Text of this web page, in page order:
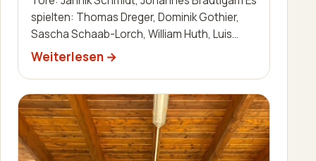
spielten: Thomas Dreger, Dominik Gothier,
Sascha Schaab-Lorch, William Huth, Luis
Becker, Robin Zimmermann, Nils Bai…
Weiterlesen